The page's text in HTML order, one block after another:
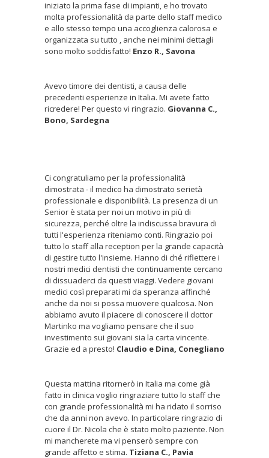
iniziato la prima fase di impianti, e ho trovato
molta professionalità da parte dello staff medico
e allo stesso tempo una accoglienza calorosa e
organizzata su tutto , anche nei minimi dettagli
sono molto soddisfatto! Enzo R., Savona
Avevo timore dei dentisti, a causa delle
precedenti esperienze in Italia. Mi avete fatto
ricredere! Per questo vi ringrazio. Giovanna C.,
Bono, Sardegna
Ci congratuliamo per la professionalità
dimostrata - il medico ha dimostrato serietà
professionale e disponibilità. La presenza di un
Senior è stata per noi un motivo in più di
sicurezza, perché oltre la indiscussa bravura di
tutti l'esperienza riteniamo conti. Ringrazio poi
tutto lo staff alla reception per la grande capacità
di gestire tutto l'insieme. Hanno di ché riflettere i
nostri medici dentisti che continuamente cercano
di dissuaderci da questi viaggi. Vedere giovani
medici così preparati mi da speranza affinché
anche da noi si possa muovere qualcosa. Non
abbiamo avuto il piacere di conoscere il dottor
Martinko ma vogliamo pensare che il suo
investimento sui giovani sia la carta vincente.
Grazie ed a presto! Claudio e Dina, Conegliano
Questa mattina ritornerò in Italia ma come già
fatto in clinica voglio ringraziare tutto lo staff che
con grande professionalità mi ha ridato il sorriso
che da anni non avevo. In particolare ringrazio di
cuore il Dr. Nicola che è stato molto paziente. Non
mi mancherete ma vi penserò sempre con
grande affetto e stima. Tiziana C., Pavia